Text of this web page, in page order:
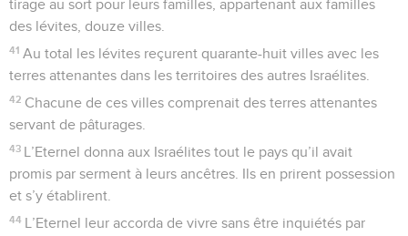
tirage au sort pour leurs familles, appartenant aux familles
des lévites, douze villes.
41 Au total les lévites reçurent quarante-huit villes avec les
terres attenantes dans les territoires des autres Israélites.
42 Chacune de ces villes comprenait des terres attenantes
servant de pâturages.
43 L’Eternel donna aux Israélites tout le pays qu’il avait
promis par serment à leurs ancêtres. Ils en prirent possession
et s’y établirent.
44 L’Eternel leur accorda de vivre sans être inquiétés par